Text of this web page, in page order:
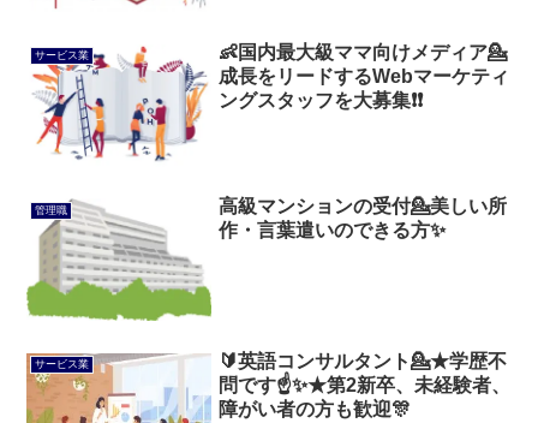
サービス業
👶国内最大級ママ向けメディア💁
成長をリードするWebマーケティ
ングスタッフを大募集❗❗
管理職
高級マンションの受付💁美しい所
作・言葉遣いのできる方✨
サービス業
🔰英語コンサルタント💁★学歴不
問です☝️✨★第2新卒、未経験者、
障がい者の方も歓迎🎊